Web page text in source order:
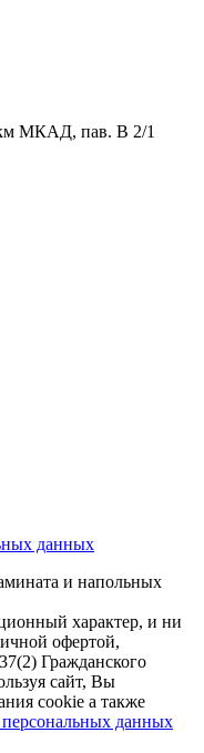
км МКАД, пав. В 2/1
данных
и напольных
характер, и ни
офертой,
Гражданского
сайт, Вы
cookie а также
данных